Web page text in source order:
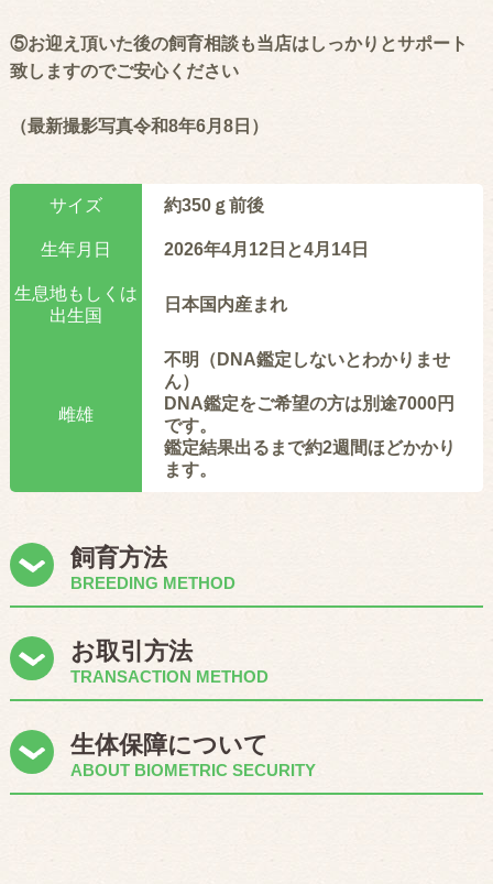
⑤お迎え頂いた後の飼育相談も当店はしっかりとサポート
致しますのでご安心ください
（最新撮影写真令和8年6月8日）
サイズ 約350ｇ前後
生年月日 2026年4月12日と4月14日
生息地もしくは
出生国
日本国内産まれ
雌雄
不明（DNA鑑定しないとわかりませ
ん）
DNA鑑定をご希望の方は別途7000円
です。
鑑定結果出るまで約2週間ほどかかり
ます。
飼育方法
BREEDING METHOD
お取引方法
TRANSACTION METHOD
生体保障について
ABOUT BIOMETRIC SECURITY